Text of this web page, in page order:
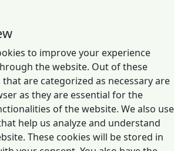
to improve your experience
the website. Out of these
are categorized as necessary are
as they are essential for the
of the website. We also use
help us analyze and understand
These cookies will be stored in